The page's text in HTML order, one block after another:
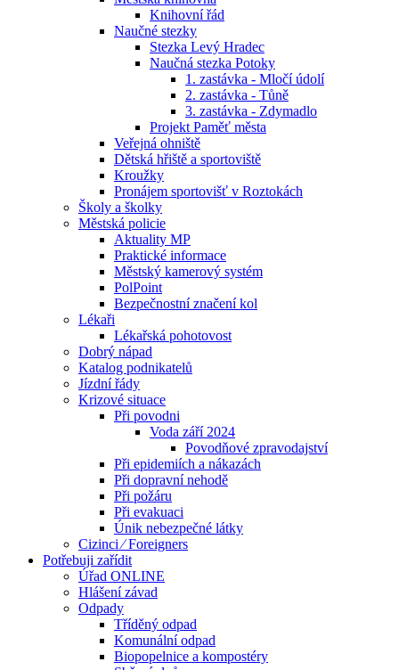
Knihovní řád
Naučné stezky
Stezka Levý Hradec
Naučná stezka Potoky
1. zastávka - Mločí údolí
2. zastávka - Tůně
3. zastávka - Zdymadlo
Projekt Paměť města
Veřejná ohniště
Dětská hřiště a sportoviště
Kroužky
Pronájem sportovišť v Roztokách
Školy a školky
Městská policie
Aktuality MP
Praktické informace
Městský kamerový systém
PolPoint
Bezpečnostní značení kol
Lékaři
Lékařská pohotovost
Dobrý nápad
Katalog podnikatelů
Jízdní řády
Krizové situace
Při povodni
Voda září 2024
Povodňové zpravodajství
Při epidemiích a nákazách
Při dopravní nehodě
Při požáru
Při evakuaci
Únik nebezpečné látky
Cizinci ⁄ Foreigners
Potřebuji zařídit
Úřad ONLINE
Hlášení závad
Odpady
Tříděný odpad
Komunální odpad
Biopopelnice a kompostéry